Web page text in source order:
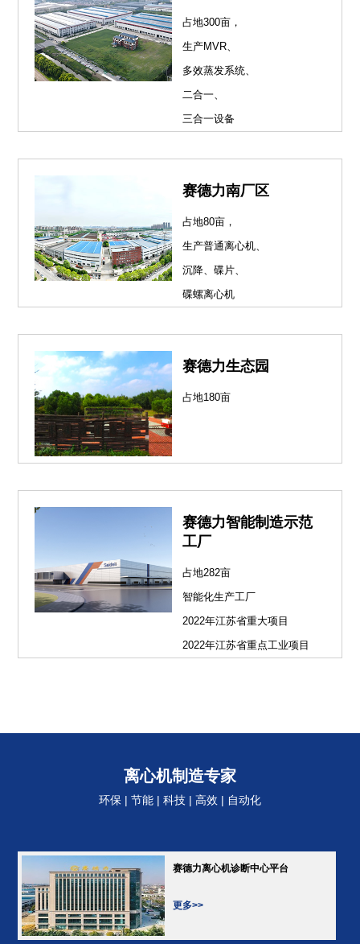
占地300亩，
生产MVR、
多效蒸发系统、
二合一、
三合一设备
赛德力南厂区
占地80亩，
生产普通离心机、
沉降、碟片、
碟螺离心机
赛德力生态园
占地180亩
赛德力智能制造示范
工厂
占地282亩
智能化生产工厂
2022年江苏省重大项目
2022年江苏省重点工业项目
离心机制造专家
环保 | 节能 | 科技 | 高效 | 自动化
赛德力离心机诊断中心平台
更多>>